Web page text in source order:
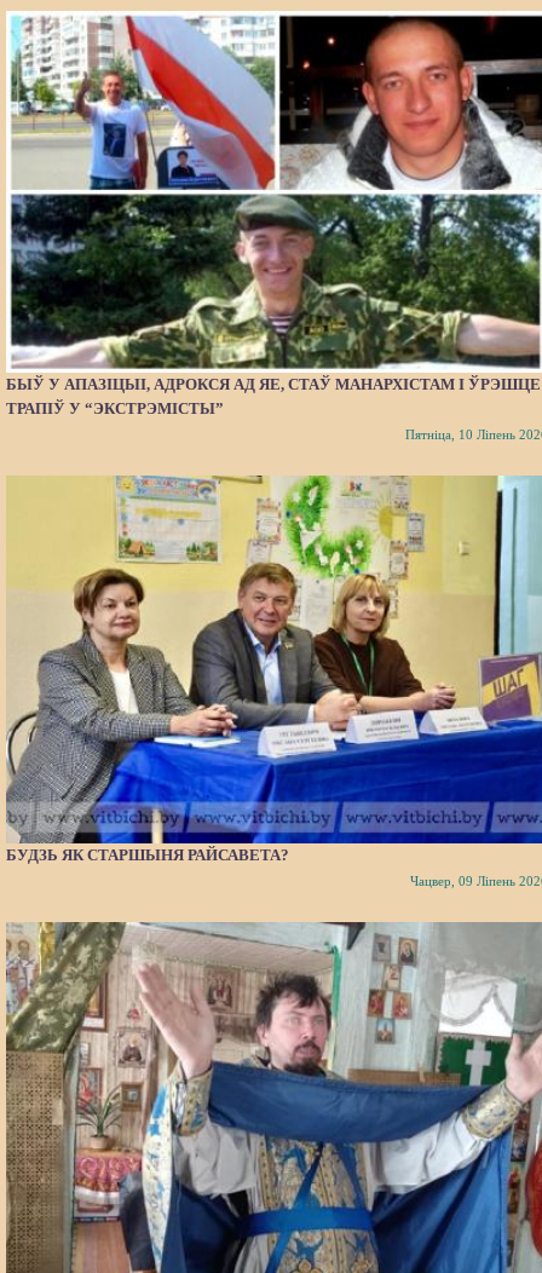
БЫЎ У АПАЗІЦЫІ, АДРОКСЯ АД ЯЕ, СТАЎ МАНАРХІСТАМ І ЎРЭШЦЕ
ТРАПІЎ У “ЭКСТРЭМІСТЫ”
Пятніца, 10 Ліпень
БУДЗЬ ЯК СТАРШЫНЯ РАЙСАВЕТА?
Чацвер, 09 Ліпень